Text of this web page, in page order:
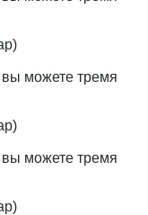
можете тремя
можете тремя